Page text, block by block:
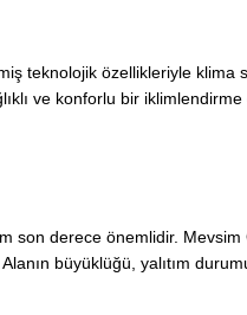
teknolojik özellikleriyle
ve konforlu bir
derece önemlidir.
büyüklüğü, yalıtım